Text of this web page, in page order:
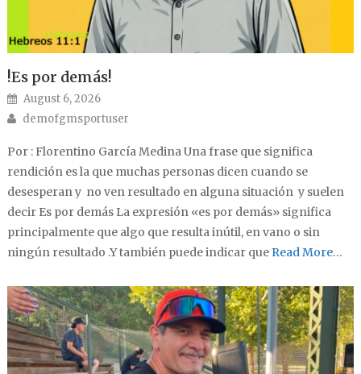
!Es por demás!
Posted on
August 6, 2026
Author
demofgmsportuser
Por : Florentino García Medina Una frase que significa
rendición es la que muchas personas dicen cuando se
desesperan y no ven resultado en alguna situación y suelen
decir Es por demás La expresión «es por demás» significa
principalmente que algo que resulta inútil, en vano o sin
ningún resultado .Y también puede indicar queRead More…